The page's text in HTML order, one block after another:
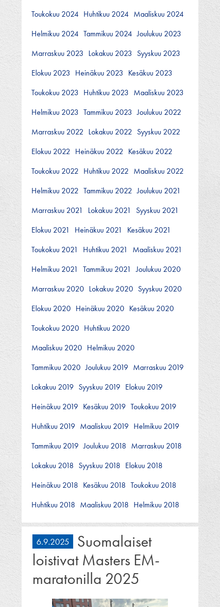
Toukokuu 2024 Huhtikuu 2024 Maaliskuu 2024
Helmikuu 2024 Tammikuu 2024 Joulukuu 2023
Marraskuu 2023 Lokakuu 2023 Syyskuu 2023
Elokuu 2023 Heinäkuu 2023 Kesäkuu 2023
Toukokuu 2023 Huhtikuu 2023 Maaliskuu 2023
Helmikuu 2023 Tammikuu 2023 Joulukuu 2022
Marraskuu 2022 Lokakuu 2022 Syyskuu 2022
Elokuu 2022 Heinäkuu 2022 Kesäkuu 2022
Toukokuu 2022 Huhtikuu 2022 Maaliskuu 2022
Helmikuu 2022 Tammikuu 2022 Joulukuu 2021
Marraskuu 2021
Lokakuu 2021
Syyskuu 2021
Elokuu 2021
Heinäkuu 2021
Kesäkuu 2021
Toukokuu 2021
Huhtikuu 2021
Maaliskuu 2021
Helmikuu 2021
Tammikuu 2021
Joulukuu 2020
Marraskuu 2020 Lokakuu 2020 Syyskuu 2020
Elokuu 2020 Heinäkuu 2020 Kesäkuu 2020
Toukokuu 2020 Huhtikuu 2020
Maaliskuu 2020 Helmikuu 2020
Tammikuu 2020 Joulukuu 2019 Marraskuu 2019
Lokakuu 2019 Syyskuu 2019 Elokuu 2019
Heinäkuu 2019 Kesäkuu 2019 Toukokuu 2019
Huhtikuu 2019 Maaliskuu 2019 Helmikuu 2019
Tammikuu 2019 Joulukuu 2018 Marraskuu 2018
Lokakuu 2018 Syyskuu 2018 Elokuu 2018
Heinäkuu 2018 Kesäkuu 2018 Toukokuu 2018
Huhtikuu 2018 Maaliskuu 2018 Helmikuu 2018
6.9.2025
Suomalaiset
loistivat Masters EM-
maratonilla 2025